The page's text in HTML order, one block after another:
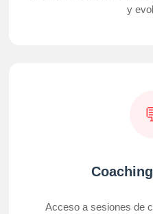
y
Acceso a sesiones de